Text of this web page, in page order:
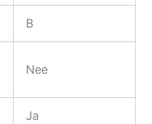
B
Nee
Ja